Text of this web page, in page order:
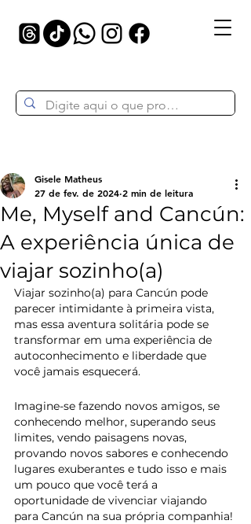
Me, Myself and Cancún:
A experiência única de
viajar sozinho(a)
Gisele Matheus
27 de fev. de 2024 2 min de leitura
Viajar sozinho(a) para Cancún pode
parecer intimidante à primeira vista,
mas essa aventura solitária pode se
transformar em uma experiência de
autoconhecimento e liberdade que
você jamais esquecerá.
Imagine-se fazendo novos amigos, se
conhecendo melhor, superando seus
limites, vendo paisagens novas,
provando novos sabores e conhecendo
lugares exuberantes e tudo isso e mais
um pouco que você terá a
oportunidade de vivenciar viajando
para Cancún na sua própria companhia!